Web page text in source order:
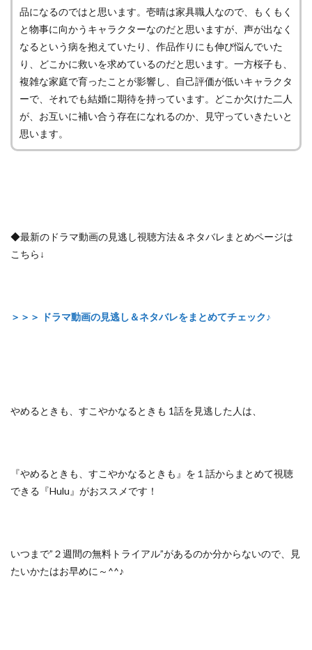
品になるのではと思います。壱晴は家具職人なので、もくもく
と物事に向かうキャラクターなのだと思いますが、声が出なく
なるという病を抱えていたり、作品作りにも伸び悩んでいた
り、どこかに救いを求めているのだと思います。一方桜子も、
複雑な家庭で育ったことが影響し、自己評価が低いキャラクタ
ーで、それでも結婚に期待を持っています。どこか欠けた二人
が、お互いに補い合う存在になれるのか、見守っていきたいと
思います。
◆最新のドラマ動画の見逃し視聴方法＆ネタバレまとめページは
こちら↓
＞＞＞ ドラマ動画の見逃し＆ネタバレをまとめてチェック♪
やめるときも、すこやかなるときも 1話を見逃した人は、
『やめるときも、すこやかなるときも』を１話からまとめて視聴
できる『Hulu』がおススメです！
いつまで”２週間の無料トライアル”があるのか分からないので、
見
たいかたはお早めに～^^♪